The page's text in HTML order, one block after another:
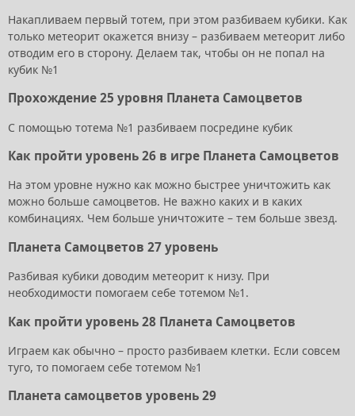
Накапливаем первый тотем, при этом разбиваем кубики. Как
только метеорит окажется внизу – разбиваем метеорит либо
отводим его в сторону. Делаем так, чтобы он не попал на
кубик №1
Прохождение 25 уровня Планета Самоцветов
С помощью тотема №1 разбиваем посредине кубик
Как пройти уровень 26 в игре Планета Самоцветов
На этом уровне нужно как можно быстрее уничтожить как
можно больше самоцветов. Не важно каких и в каких
комбинациях. Чем больше уничтожите – тем больше звезд.
Планета Самоцветов 27 уровень
Разбивая кубики доводим метеорит к низу. При
необходимости помогаем себе тотемом №1.
Как пройти уровень 28 Планета Самоцветов
Играем как обычно – просто разбиваем клетки. Если совсем
туго, то помогаем себе тотемом №1
Планета самоцветов уровень 29